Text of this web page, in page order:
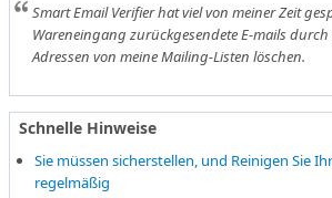
Smart Email Verifier hat viel von meiner Zeit gespart und vom
Wareneingang zurückgesendete E-mails durch
Adressen von meine Mailing-Listen löschen.
Schnelle Hinweise
Sie müssen sicherstellen, und Reinigen Sie
regelmäßig